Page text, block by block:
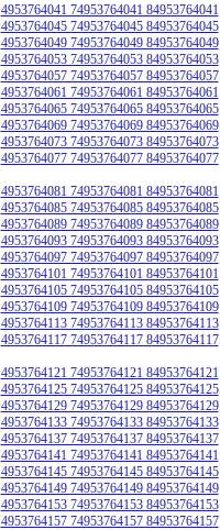
4953764041 74953764041 84953764041
4953764045 74953764045 84953764045
4953764049 74953764049 84953764049
4953764053 74953764053 84953764053
4953764057 74953764057 84953764057
4953764061 74953764061 84953764061
4953764065 74953764065 84953764065
4953764069 74953764069 84953764069
4953764073 74953764073 84953764073
4953764077 74953764077 84953764077
4953764081 74953764081 84953764081
4953764085 74953764085 84953764085
4953764089 74953764089 84953764089
4953764093 74953764093 84953764093
4953764097 74953764097 84953764097
4953764101 74953764101 84953764101
4953764105 74953764105 84953764105
4953764109 74953764109 84953764109
4953764113 74953764113 84953764113
4953764117 74953764117 84953764117
4953764121 74953764121 84953764121
4953764125 74953764125 84953764125
4953764129 74953764129 84953764129
4953764133 74953764133 84953764133
4953764137 74953764137 84953764137
4953764141 74953764141 84953764141
4953764145 74953764145 84953764145
4953764149 74953764149 84953764149
4953764153 74953764153 84953764153
4953764157 74953764157 84953764157